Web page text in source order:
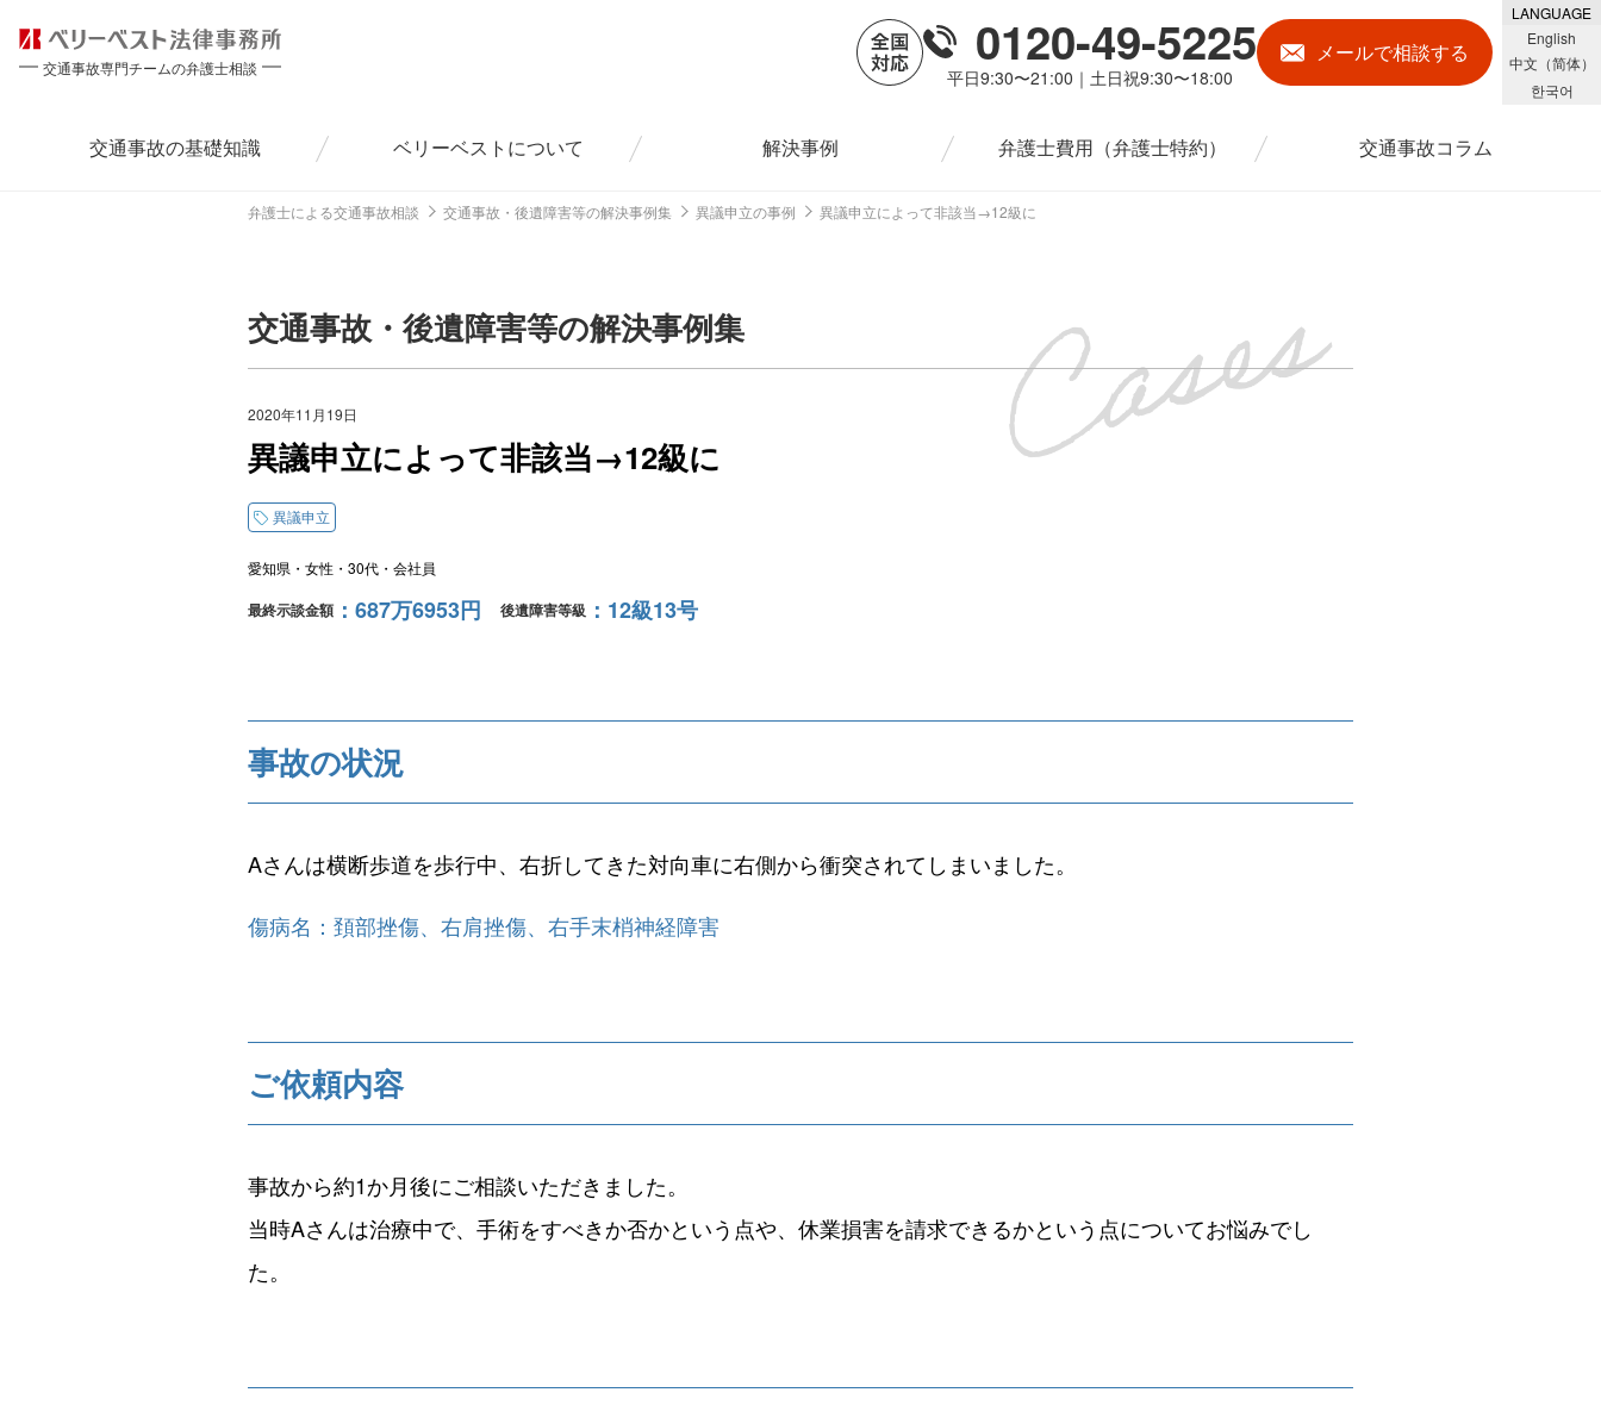
交通事故専門チームの弁護士相談 0120-49-5225
平日9:30〜21:00｜土日祝9:30〜18:00
メールで相談する
LANGUAGE
English
中文（简体）
한국어
交通事故の基礎知識 ベリーベストについて 解決事例 弁護士費用 （弁護士特約） 交通事故コラム
弁護士による交通事故相談 交通事故・後遺障害等の解決事例集 異議申立の事例 異議申立によって非該当→12級に
交通事故・後遺障害等の解決事例集
2020年11月19日
異議申立によって非該当→12級に
異議申立
愛知県 女性 30代 会社員
最終示談金額 687万6953円 後遺障害等級 12級13号
事故の状況
Aさんは横断歩道を歩行中、右折してきた対向車に右側から衝突されてしまいました。
傷病名：頚部挫傷、右肩挫傷、右手末梢神経障害
ご依頼内容
事故から約1か月後にご相談いただきました。
当時Aさんは治療中で、手術をすべきか否かという点や、休業損害を請求できるかという点についてお悩みでし
た。